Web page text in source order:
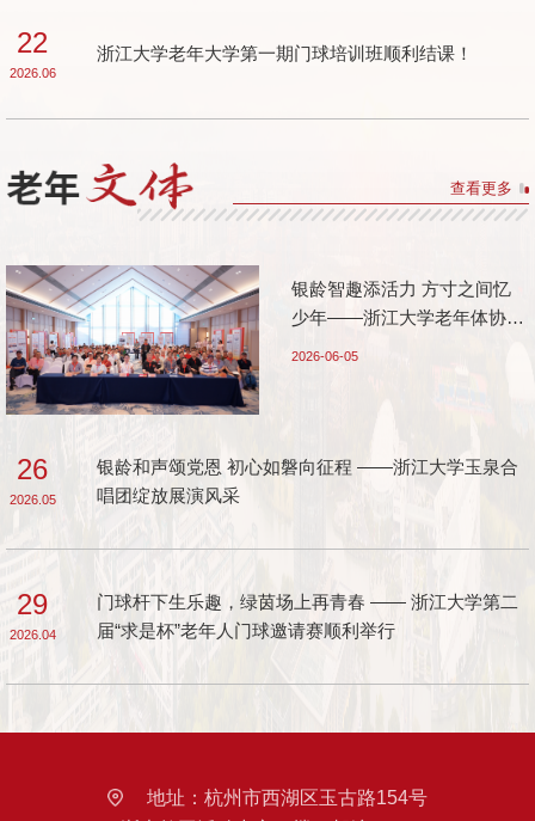
22
2026.06
浙江大学老年大学第一期门球培训班顺利结课！
查看更多
银龄智趣添活力 方寸之间忆
少年——浙江大学老年体协益
2026-06-05
26
2026.05
银龄和声颂党恩 初心如磐向征程 ——浙江大学玉泉合
唱团绽放展演风采
29
2026.04
门球杆下生乐趣，绿茵场上再青春 —— 浙江大学第二
届“求是杯”老年人门球邀请赛顺利举行
地址：杭州市西湖区玉古路154号